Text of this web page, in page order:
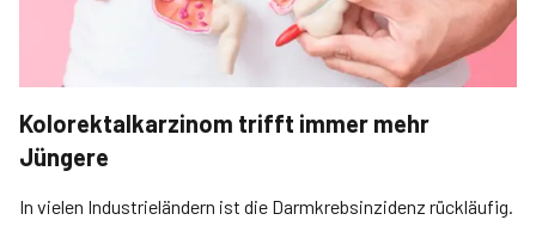
Kolorektalkarzinom trifft immer mehr
Jüngere
In vielen Industrie­ländern ist die Darmkrebsinzidenz rückläufig.